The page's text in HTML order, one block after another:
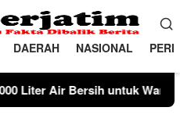
DAERAH NASIONAL
Warga Ngambon